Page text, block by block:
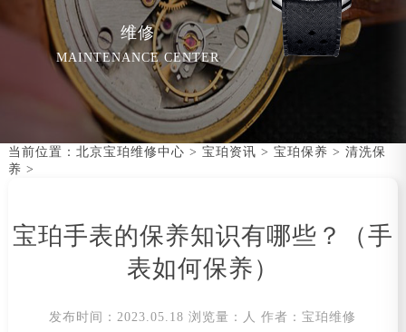
维修
MAINTENANCE CENTER
当前位置： 北京宝珀维修中心 > 宝珀资讯 > 宝珀保养 > 清洗保
养 >
宝珀手表的保养知识有哪些？（手
表如何保养）
发布时间：2023.05.18 浏览量： 人 作者：宝珀维修